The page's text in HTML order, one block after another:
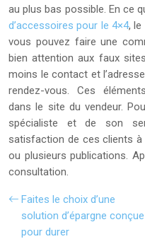
au plus bas possible. En ce
d’accessoires pour le 4×4, le
vous pouvez faire une
bien attention aux faux
moins le contact et
rendez-vous. Ces
dans le site du vendeur.
spécialiste et de son
satisfaction de ces clients à
ou plusieurs publications.
consultation.
Faites le choix d’une
solution d’épargne conçue
pour durer